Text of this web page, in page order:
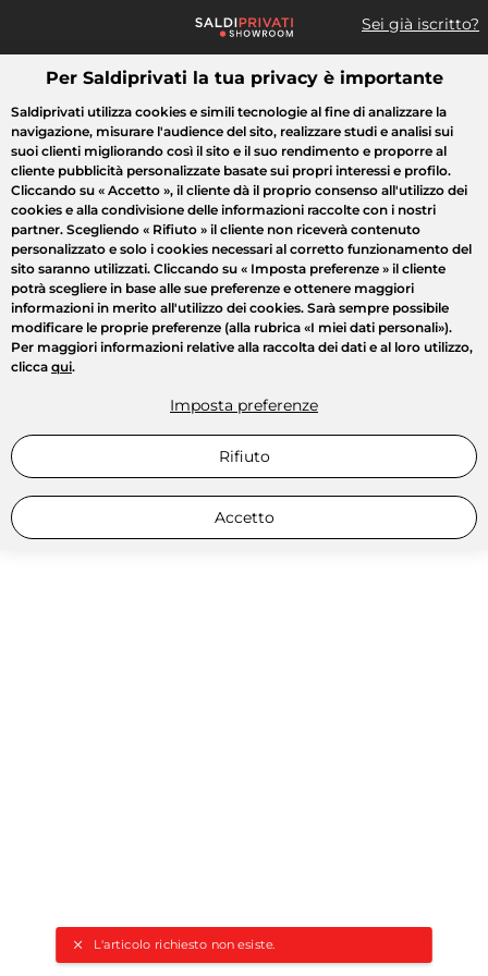
Sei già iscritto?
Cosa cerchi?
L'articolo richiesto non esiste.
Tutte le vendite Moda Casa Bellezza Elettrodomestici
Per Saldiprivati la tua privacy è importante
Saldiprivati utilizza cookies e simili tecnologie al fine di analizzare la
navigazione, misurare l'audience del sito, realizzare studi e analisi sui
suoi clienti migliorando così il sito e il suo rendimento e proporre al
cliente pubblicità personalizzate basate sui propri interessi e profilo.
Cliccando su « Accetto », il cliente dà il proprio consenso all'utilizzo dei
cookies e alla condivisione delle informazioni raccolte con i nostri
partner. Scegliendo « Rifiuto » il cliente non riceverà contenuto
personalizzato e solo i cookies necessari al corretto funzionamento del
sito saranno utilizzati. Cliccando su « Imposta preferenze » il cliente
potrà scegliere in base alle sue preferenze e ottenere maggiori
informazioni in merito all'utilizzo dei cookies. Sarà sempre possibile
modificare le proprie preferenze (alla rubrica «I miei dati personali»).
Per maggiori informazioni relative alla raccolta dei dati e al loro utilizzo,
clicca qui.
Imposta preferenze
Rifiuto
Accetto